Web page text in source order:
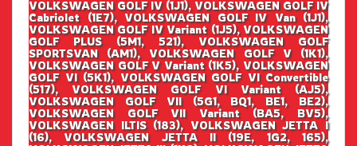
VOLKSWAGEN GOLF IV (1J1), VOLKSWAGEN GOLF IV
Cabriolet (1E7), VOLKSWAGEN GOLF IV Van (1J1),
VOLKSWAGEN GOLF IV Variant (1J5), VOLKSWAGEN
GOLF PLUS (5M1, 521), VOLKSWAGEN GOLF
SPORTSVAN (AM1), VOLKSWAGEN GOLF V (1K1),
VOLKSWAGEN GOLF V Variant (1K5), VOLKSWAGEN
GOLF VI (5K1), VOLKSWAGEN GOLF VI Convertible
(517), VOLKSWAGEN GOLF VI Variant (AJ5),
VOLKSWAGEN GOLF VII (5G1, BQ1, BE1, BE2),
VOLKSWAGEN GOLF VII Variant (BA5, BV5),
VOLKSWAGEN ILTIS (183), VOLKSWAGEN JETTA I
(16), VOLKSWAGEN JETTA II (19E, 1G2, 165),